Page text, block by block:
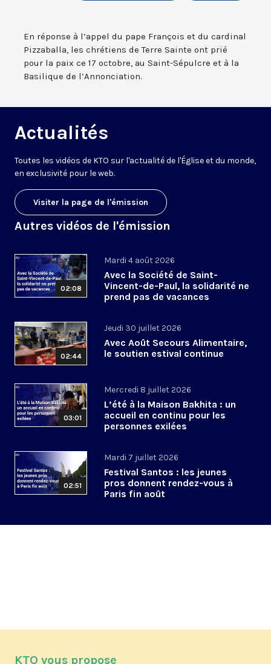
En réponse à l’appel du pape François et du cardinal
Pizzaballa, les chrétiens de Terre Sainte ont prié
pour la paix ce 17 octobre, au Saint-Sépulcre et à la
Basilique de l’Annonciation.
Actualités
Toutes les vidéos de KTO sur l'actualité de l'Église et du monde,
en exclusivité pour le web.
Visiter la page de l'émission
Autres vidéos de l'émission
02:08
Mardi 4 août 2026
Avec la Société de Saint-
Vincent-de-Paul, la solidarité ne
prend pas de vacances
02:44
Jeudi 30 juillet 2026
Avec Août Secours Alimentaire,
le soutien estival continue
03:01
Mercredi 8 juillet 2026
L’été à la Maison Bakhita : un
accueil en continu pour les
personnes exilées
02:51
Mardi 7 juillet 2026
Festival Santos : les jeunes
pros donnent rendez-vous à
Paris fin août
KTO vous propose